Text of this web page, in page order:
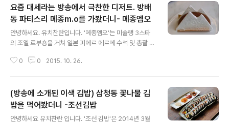
요즘 대세라는 방송에서 극찬한 디저트. 방배
동 파티스리 메종m.o를 가봤더니- 메종엠오
안녕하세요. 유치찬란입니다. '메종엠오'는 미슐랭 3스타
의 조엘 로부숑을 거쳐 일본 피에르 에르메 수석 및 총괄 셰
메 페이스트리 팀장이었던 이민선 파티시에님이 2015년
0 0 2015. 10. 26.
(방송에 소개된 이색 김밥) 삼청동 꽃나물 김
밥을 먹어봤더니 -조선김밥
안녕하세요 유치찬란 입니다. '조선 김밥'은 2014년 3월